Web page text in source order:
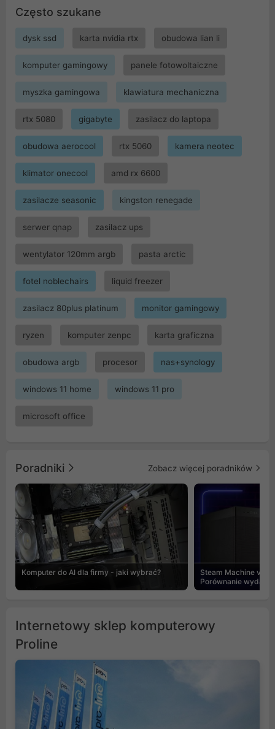
Często szukane
dysk ssd karta nvidia rtx obudowa lian li
komputer gamingowy panele fotowoltaiczne
myszka gamingowa klawiatura mechaniczna
rtx 5080 gigabyte zasilacz do laptopa
obudowa aerocool rtx 5060 kamera neotec
klimator onecool amd rx 6600
zasilacze seasonic kingston renegade
serwer qnap zasilacz ups
wentylator 120mm argb pasta arctic
fotel noblechairs liquid freezer
zasilacz 80plus platinum monitor gamingowy
ryzen komputer zenpc karta graficzna
obudowa argb procesor nas+synology
windows 11 home windows 11 pro
microsoft office
Poradniki Zobacz więcej poradników
Komputer do AI dla firmy - jaki wybrać?
Steam Machine vs
Porównanie
Internetowy sklep komputerowy
Proline